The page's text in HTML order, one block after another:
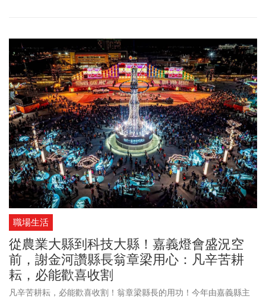
職場生活
從農業大縣到科技大縣！嘉義燈會盛況空
前，謝金河讚縣長翁章梁用心：凡辛苦耕
耘，必能歡喜收割
凡辛苦耕耘，必能歡喜收割！翁章梁縣長的用功！今年由嘉義縣主